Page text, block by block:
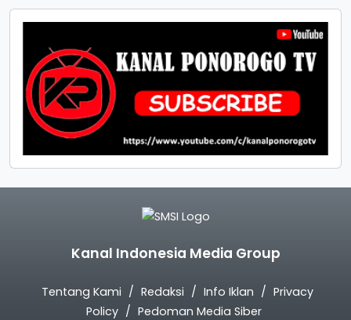
Kanal Indonesia Media Group
Tentang Kami Redaksi Info Iklan
Privacy
Policy
Pedoman Media Siber